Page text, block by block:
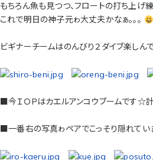
もちろん魚も見つつ、フロートの打ち上げ
これで明日の神子元ゎ大丈夫かなぁ。。。
ビギナーチームはのんびり２ダイブ楽しん
■今ＩＯＰはカエルアンコウブームです☆
■一番右の写真ゎペアでこっそり隠れていま